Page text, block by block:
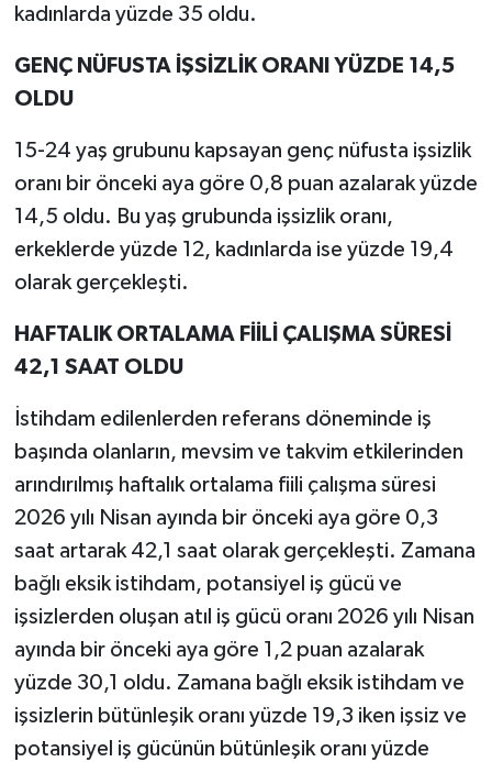
kadınlarda yüzde 35 oldu.
GENÇ NÜFUSTA İŞSİZLİK ORANI YÜZDE 14,5
OLDU
15-24 yaş grubunu kapsayan genç nüfusta işsizlik
oranı bir önceki aya göre 0,8 puan azalarak yüzde
14,5 oldu. Bu yaş grubunda işsizlik oranı,
erkeklerde yüzde 12, kadınlarda ise yüzde 19,4
olarak gerçekleşti.
HAFTALIK ORTALAMA FİİLİ ÇALIŞMA SÜRESİ
42,1 SAAT OLDU
İstihdam edilenlerden referans döneminde iş
başında olanların, mevsim ve takvim etkilerinden
arındırılmış haftalık ortalama fiili çalışma süresi
2026 yılı Nisan ayında bir önceki aya göre 0,3
saat artarak 42,1 saat olarak gerçekleşti. Zamana
bağlı eksik istihdam, potansiyel iş gücü ve
işsizlerden oluşan atıl iş gücü oranı 2026 yılı Nisan
ayında bir önceki aya göre 1,2 puan azalarak
yüzde 30,1 oldu. Zamana bağlı eksik istihdam ve
işsizlerin bütünleşik oranı yüzde 19,3 iken işsiz ve
potansiyel iş gücünün bütünleşik oranı yüzde